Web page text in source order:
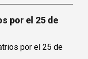
por el 25 de